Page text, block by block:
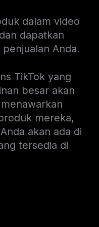
dalam video
dapatkan
Anda.
TikTok yang
besar akan
mereka,
akan ada di
tersedia di